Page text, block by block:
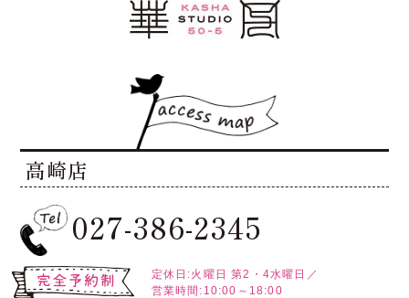
高崎店
027-386-2345
定休日:火曜日 第2・4水曜日／
営業時間:10:00～18:00